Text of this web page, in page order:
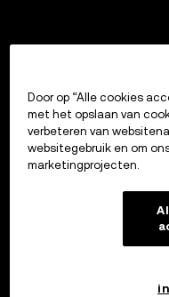
Door op “Alle cookies
met het opslaan van
verbeteren van
websitegebruik en om
marketingprojecten.